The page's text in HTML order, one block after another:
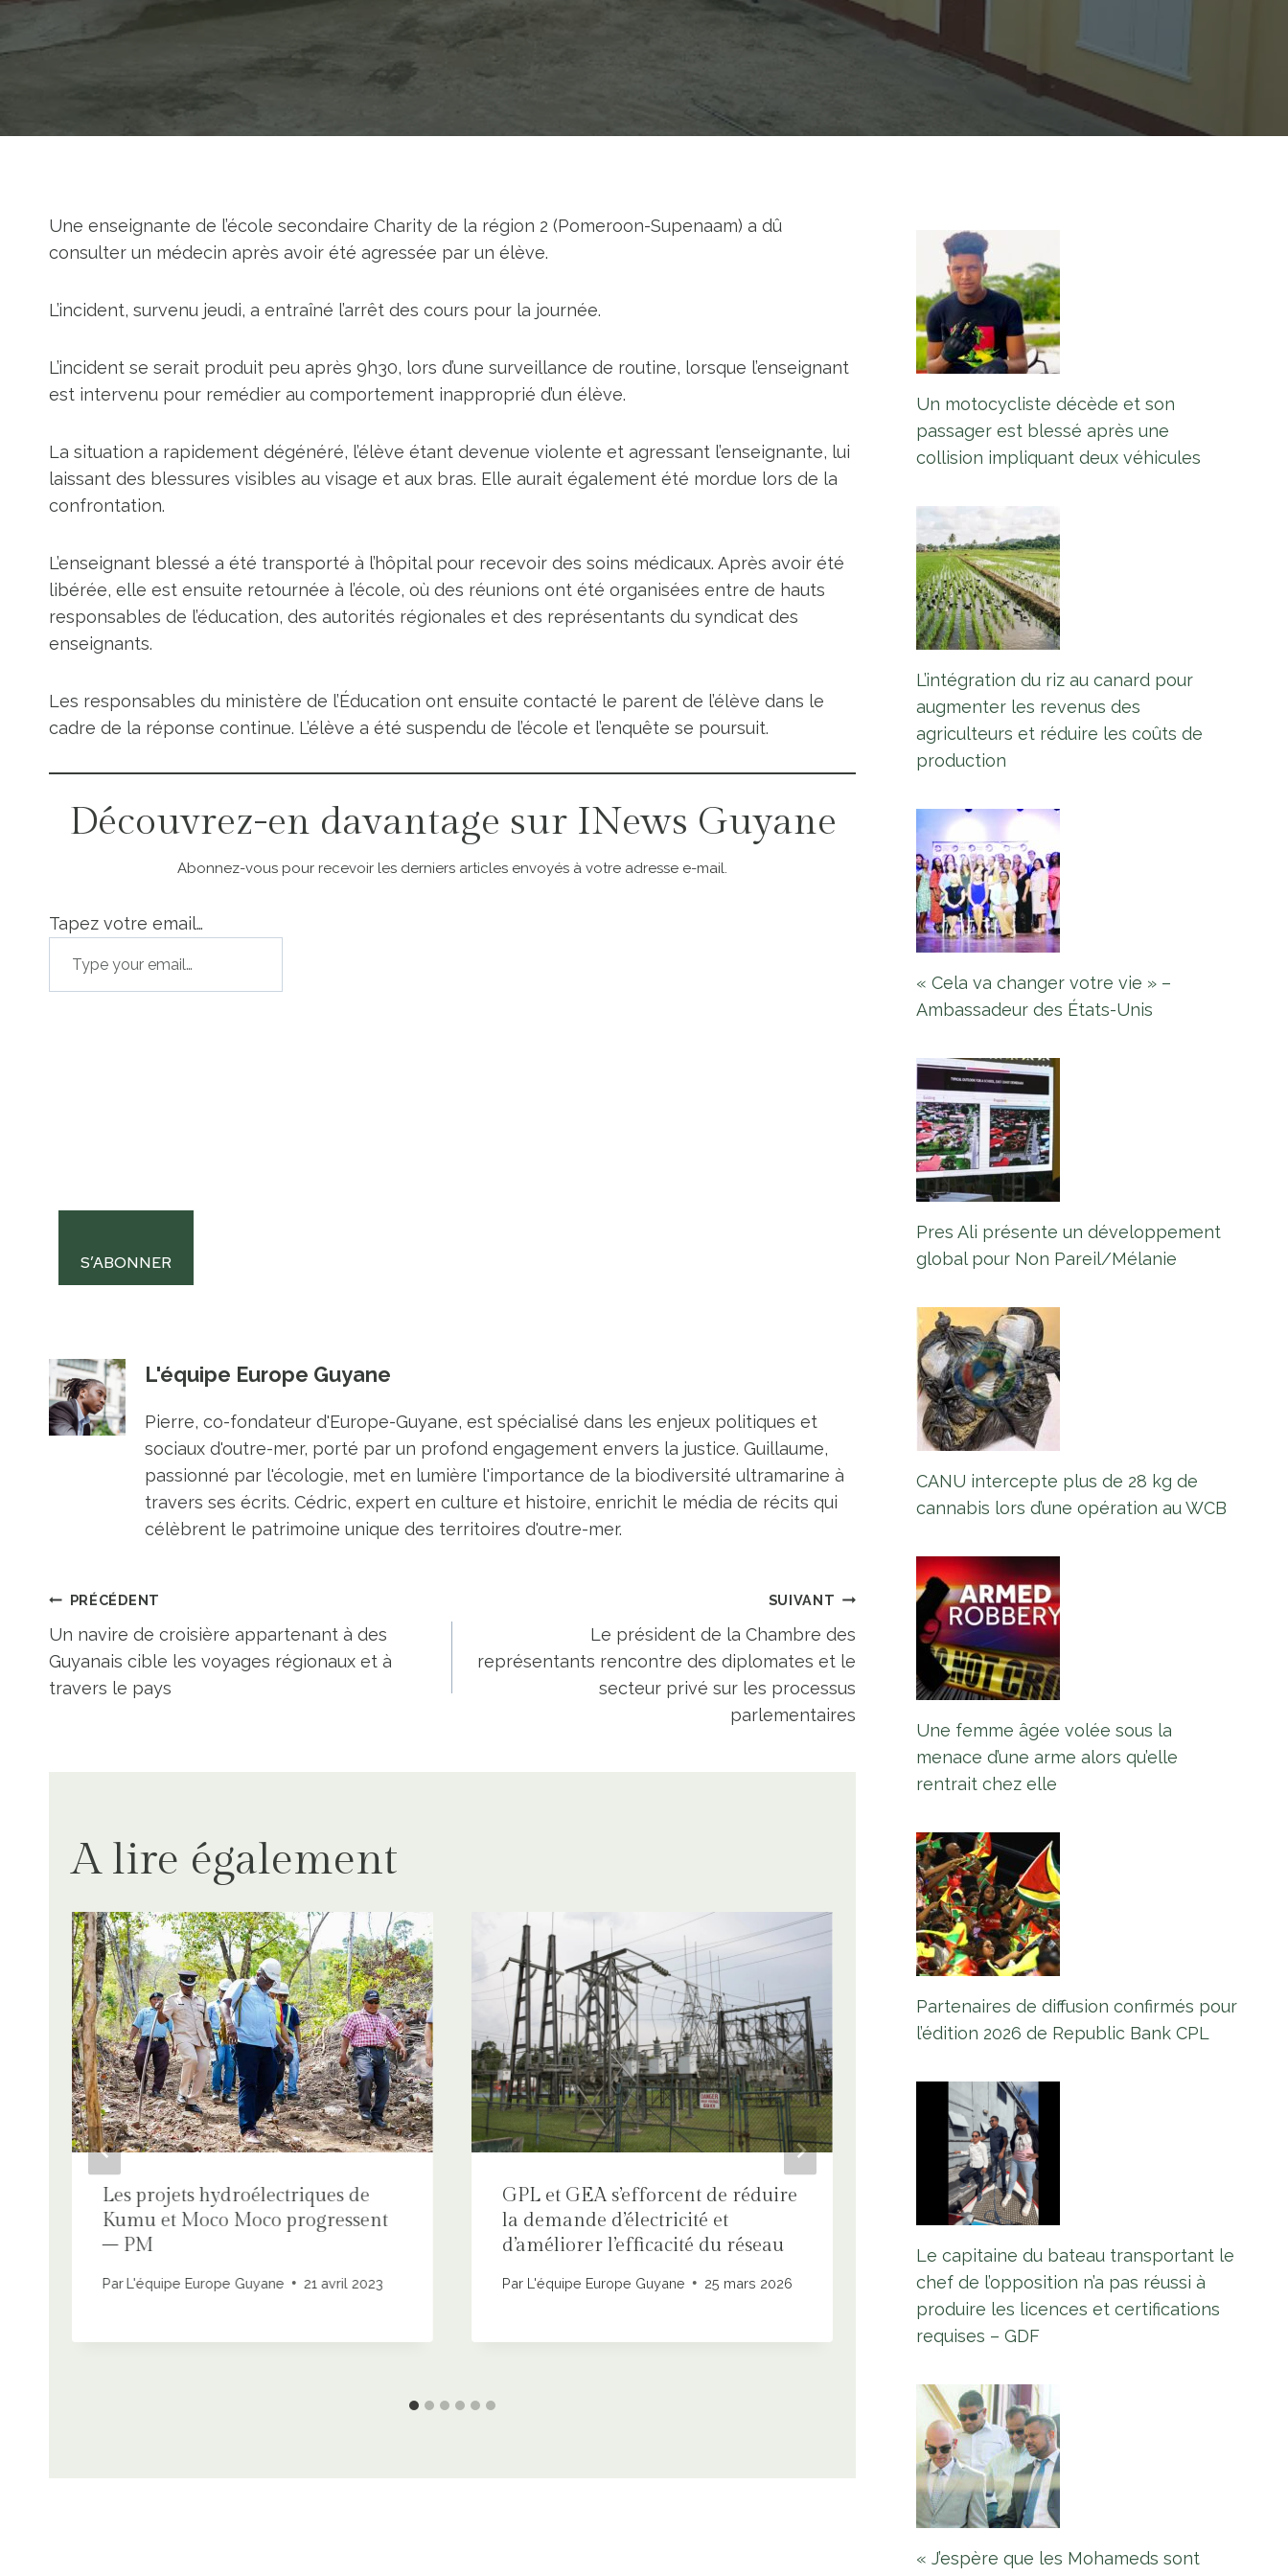
Une enseignante de l’école secondaire Charity de la région 2 (Pomeroon-Supenaam) a dû
consulter un médecin après avoir été agressée par un élève.
L’incident, survenu jeudi, a entraîné l’arrêt des cours pour la journée.
L’incident se serait produit peu après 9h30, lors d’une surveillance de routine, lorsque l’enseignant
est intervenu pour remédier au comportement inapproprié d’un élève.
La situation a rapidement dégénéré, l’élève étant devenue violente et agressant l’enseignante, lui
laissant des blessures visibles au visage et aux bras. Elle aurait également été mordue lors de la
confrontation.
L’enseignant blessé a été transporté à l’hôpital pour recevoir des soins médicaux. Après avoir été
libérée, elle est ensuite retournée à l’école, où des réunions ont été organisées entre de hauts
responsables de l’éducation, des autorités régionales et des représentants du syndicat des
enseignants.
Les responsables du ministère de l’Éducation ont ensuite contacté le parent de l’élève dans le
cadre de la réponse continue. L’élève a été suspendu de l’école et l’enquête se poursuit.
Découvrez-en davantage sur INews Guyane
Abonnez-vous pour recevoir les derniers articles envoyés à votre adresse e-mail.
Tapez votre email…
S’ABONNER
L'équipe Europe Guyane
Pierre, co-fondateur d'Europe-Guyane, est spécialisé dans les enjeux politiques et
sociaux d'outre-mer, porté par un profond engagement envers la justice. Guillaume,
passionné par l'écologie, met en lumière l'importance de la biodiversité ultramarine à
travers ses écrits. Cédric, expert en culture et histoire, enrichit le média de récits qui
célèbrent le patrimoine unique des territoires d'outre-mer.
Navigation
de
PRÉCÉDENT
Un navire de croisière appartenant à des
Guyanais cible les voyages régionaux et à
travers le pays
SUIVANT
Le président de la Chambre des
représentants rencontre des diplomates et le
secteur privé sur les processus
parlementaires
A lire également
Les projets hydroélectriques de
Kumu et Moco Moco progressent
– ​​PM
ParL'équipe Europe Guyane 21 avril 2023
GPL et GEA s’efforcent de réduire
la demande d’électricité et
d’améliorer l’efficacité du réseau
Par L'équipe Europe Guyane 25 mars 2026
La première école pour sourds de
Guyane a ouvert ses portes
ParL'équipe Europe Guyane 15 janvier 2025
Un motocycliste décède et son
passager est blessé après une
collision impliquant deux véhicules
L’intégration du riz au canard pour
augmenter les revenus des
agriculteurs et réduire les coûts de
production
« Cela va changer votre vie » –
Ambassadeur des États-Unis
Pres Ali présente un développement
global pour Non Pareil/Mélanie
CANU intercepte plus de 28 kg de
cannabis lors d’une opération au WCB
Une femme âgée volée sous la
menace d’une arme alors qu’elle
rentrait chez elle
Partenaires de diffusion confirmés pour
l’édition 2026 de Republic Bank CPL
Le capitaine du bateau transportant le
chef de l’opposition n’a pas réussi à
produire les licences et certifications
requises – GDF
« J’espère que les Mohameds sont